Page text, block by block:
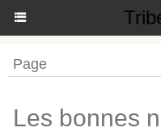
Page
Les bonnes